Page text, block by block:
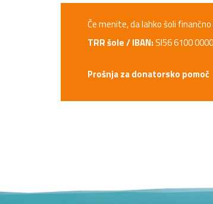
Če menite, da lahko šoli
TRR šole / IBAN:SI56 6100
Prošnja za donatorsko pomoč